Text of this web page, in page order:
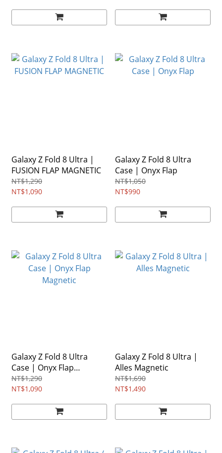
Galaxy Z Fold 8 Ultra |
FUSION FLAP MAGNETIC
NT$1,290
NT$1,090
Galaxy Z Fold 8 Ultra
Case | Onyx Flap
NT$1,050
NT$990
Galaxy Z Fold 8 Ultra
Case | Onyx Flap
Magnetic
NT$1,290
NT$1,090
Galaxy Z Fold 8 Ultra |
Alles Magnetic
NT$1,690
NT$1,490